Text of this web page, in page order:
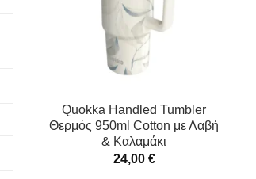
Quokka Handled Tumbler
Θερμός 950ml Cotton με Λαβή
& Καλαμάκι
24,00 €